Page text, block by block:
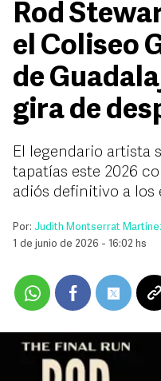
Rod
el Coliseo
de
gira de
El legendario artista
tapatías este 2026
adiós definitivo a los
Por: Judith Montserrat
1 de junio de 2026 - 16:02 hs